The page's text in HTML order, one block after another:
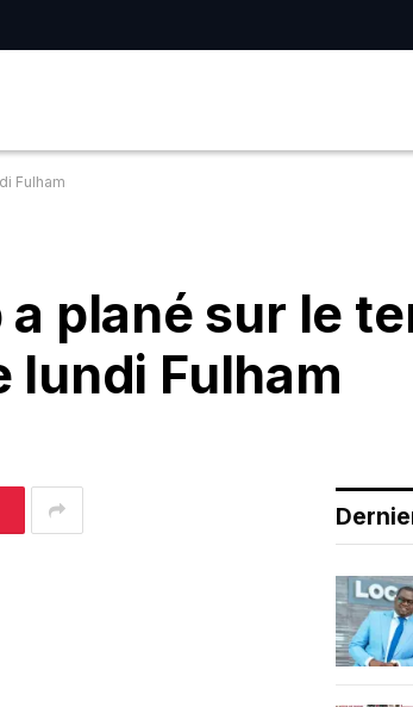
Fulham
a plané sur le
lundi Fulham